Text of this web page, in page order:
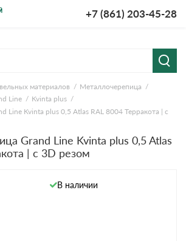
+7 (861) 203-45-28
материалов
Металлочерепица
Line
Kvinta plus
Line Kvinta plus 0,5 Atlas RAL 8004 Терракота | c
Grand Line Kvinta plus 0,5 Atlas
| c 3D резом
В наличии